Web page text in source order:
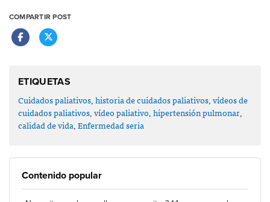
COMPARTIR POST
ETIQUETAS
Cuidados paliativos,historia de cuidados paliativos,vídeos de
cuidados paliativos,vídeo paliativo,hipertensión pulmonar,
calidad de vida,Enfermedad seria
Contenido popular